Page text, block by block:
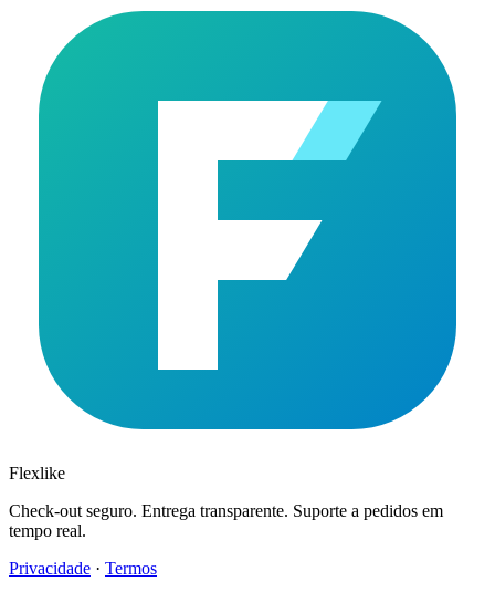
Flexlike
Check-out seguro. Entrega transparente. Suporte a pedidos em
tempo real.
Privacidade · Termos